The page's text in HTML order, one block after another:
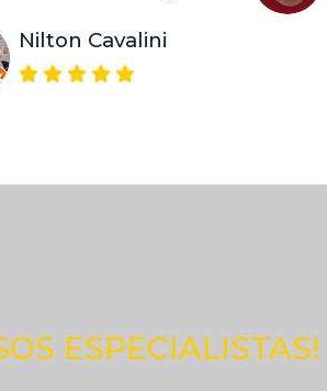
Nilton Cavalini
ESPECIALISTAS!